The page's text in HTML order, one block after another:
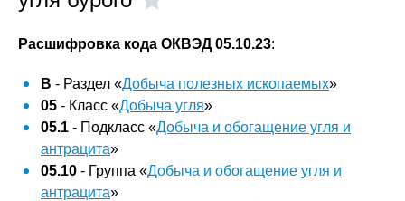
Расшифровка кода ОКВЭД 05.10.23:
B - Раздел «Добыча полезных ископаемых»
05 - Класс «Добыча угля»
05.1 - Подкласс «Добыча и обогащение угля и
антрацита»
05.10 - Группа «Добыча и обогащение угля и
антрацита»